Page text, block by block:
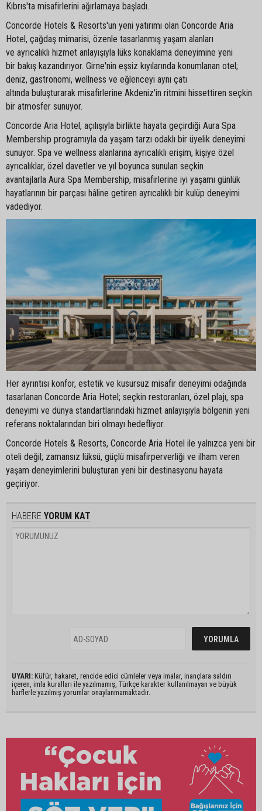
Kıbrıs'ta misafirlerini ağırlamaya başladı.
Concorde Hotels & Resorts'un yeni yatırımı olan Concorde Aria
Hotel, çağdaş mimarisi, özenle tasarlanmış yaşam alanları
ve ayrıcalıklı hizmet anlayışıyla lüks konaklama deneyimine yeni
bir bakış kazandırıyor. Girne'nin eşsiz kıyılarında konumlanan otel;
deniz, gastronomi, wellness ve eğlenceyi aynı çatı
altında buluşturarak misafirlerine Akdeniz'in ritmini hissettiren seçkin
bir atmosfer sunuyor.
Concorde Aria Hotel, açılışıyla birlikte hayata geçirdiği Aura Spa
Membership programıyla da yaşam tarzı odaklı bir üyelik deneyimi
sunuyor. Spa ve wellness alanlarına ayrıcalıklı erişim, kişiye özel
ayrıcalıklar, özel davetler ve yıl boyunca sunulan seçkin
avantajlarla Aura Spa Membership, misafirlerine iyi yaşamı günlük
hayatlarının bir parçası hâline getiren ayrıcalıklı bir kulüp deneyimi
vadediyor.
Her ayrıntısı konfor, estetik ve kusursuz misafir deneyimi odağında
tasarlanan Concorde Aria Hotel; seçkin restoranları, özel plajı, spa
deneyimi ve dünya standartlarındaki hizmet anlayışıyla bölgenin yeni
referans noktalarından biri olmayı hedefliyor.
Concorde Hotels & Resorts, Concorde Aria Hotel ile yalnızca yeni bir
oteli değil; zamansız lüksü, güçlü misafirperverliği ve ilham veren
yaşam deneyimlerini buluşturan yeni bir destinasyonu hayata
geçiriyor.
HABERE YORUM KAT
UYARI: Küfür, hakaret, rencide edici cümleler veya imalar, inançlara saldırı
içeren, imla kuralları ile yazılmamış, Türkçe karakter kullanılmayan ve büyük
harflerle yazılmış yorumlar onaylanmamaktadır.